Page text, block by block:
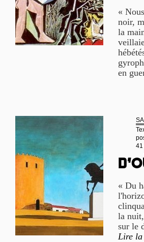
«
noir,
la
en
41
« Du
la
sur le
Lire la